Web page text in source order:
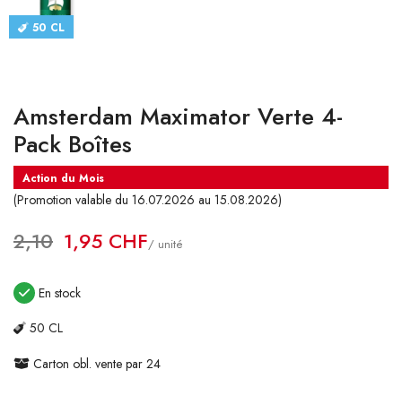
Devise
50 CL
Amsterdam Maximator Verte 4-
Pack Boîtes
Action du Mois
(Promotion valable du 16.07.2026 au 15.08.2026)
2,10 1,95 CHF/ unité
En stock
50 CL
Carton obl. vente par 24